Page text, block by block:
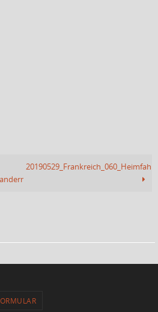
20190529_Frankreich_060_Heimfahrt